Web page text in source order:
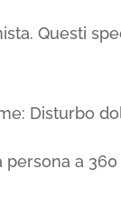
Questi
Disturbo
a 360